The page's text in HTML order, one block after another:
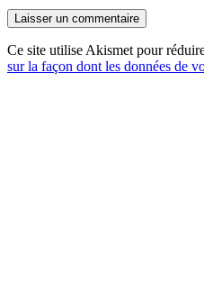
Ce site utilise Akismet pour
sur la façon dont les données de